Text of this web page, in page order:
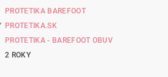
PROTETIKA BAREFOOT
PROTETIKA.SK
PROTETIKA - BAREFOOT OBUV
2 ROKY